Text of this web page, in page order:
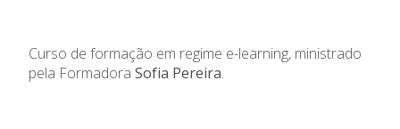
Curso de formação em regime e-learning, ministrado
pela Formadora Sofia Pereira.